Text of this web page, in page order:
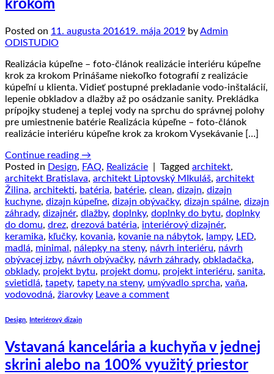
krokom
Posted on 11. augusta 201619. mája 2019 byAdmin
ODISTUDIO
Realizácia kúpeľne – foto-článok realizácie interiéru kúpeľne
krok za krokom Prinášame niekoľko fotografií z realizácie
kúpeľní u klienta. Vidieť postupné prekladanie vodo-inštalácií,
lepenie obkladov a dlažby až po osádzanie sanity. Prekládka
prípojky studenej a teplej vody na sprchu do správnej polohy
pre umiestnenie batérie Realizácia kúpeľne – foto-článok
realizácie interiéru kúpeľne krok za krokom Vysekávanie […]
Continue reading →
Posted in Design, FAQ, Realizácie Tagged architekt,
architekt Bratislava, architekt Liptovský MIkuláš, architekt
Žilina, architekti, batéria, batérie, clean, dizajn, dizajn
kuchyne, dizajn kúpeľne, dizajn obývačky, dizajn spálne, dizajn
záhrady, dizajnér, dlažby, doplnky, doplnky do bytu, doplnky
do domu, drez, drezová batéria, interiérový dizajnér,
keramika, kľučky, kovania, kovanie na nábytok, lampy, LED,
madlá, minimal , nálepky na steny, návrh interiéru, návrh
obývacej izby, návrh obývačky, návrh záhrady, obkladačka,
obklady, projekt bytu, projekt domu, projekt interiéru, sanita,
svietidlá, tapety, tapety na steny, umývadlo sprcha, vaňa,
vodovodná, žiarovky Leave a comment
Design, Interiérový dizajn
Vstavaná kancelária a kuchyňa v jednej
skrini alebo na 100% využitý priestor